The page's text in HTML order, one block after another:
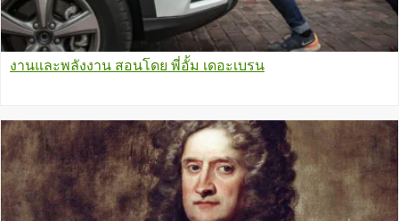
งานและพลังงาน สอนโดย พี่อั้ม เดอะเบรน